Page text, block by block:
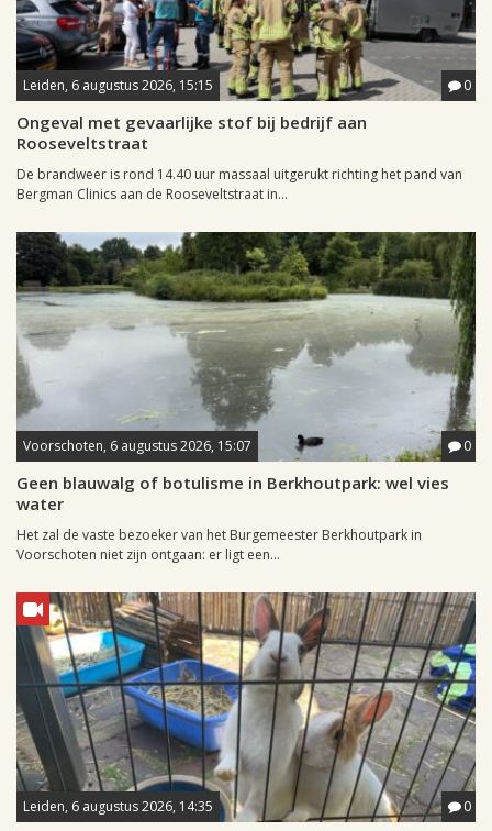
Leiden, 6 augustus 2026, 15:15 0
Ongeval met gevaarlijke stof bij bedrijf aan
Rooseveltstraat
De brandweer is rond 14.40 uur massaal uitgerukt richting het pand van
Bergman Clinics aan de Rooseveltstraat in...
Voorschoten, 6 augustus 2026, 15:07 0
Geen blauwalg of botulisme in Berkhoutpark: wel vies
water
Het zal de vaste bezoeker van het Burgemeester Berkhoutpark in
Voorschoten niet zijn ontgaan: er ligt een...
Leiden, 6 augustus 2026, 14:35 0